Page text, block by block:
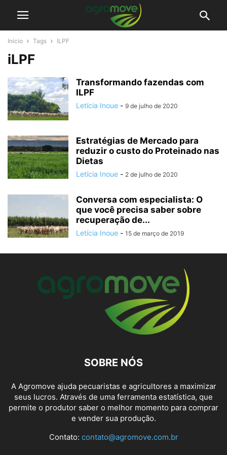
Início Tags ILPF
iLPF
Transformando fazendas com
ILPF
Letícia Inoue - 9 de julho de 2020
Estratégias de Mercado para
reduzir o custo do Proteinado nas
Dietas
Letícia Inoue - 2 de julho de 2020
Conversa com especialista: O
que você precisa saber sobre
recuperação de...
Letícia Inoue - 15 de março de 2019
SOBRE NÓS
A Agromove ajuda pecuaristas e agricultores a maximizar
seus lucros. Através de uma ferramenta estatística, que
permite o produtor saber o melhor momento para comprar
e vender sua produção.
Contato: contato@agromove.com.br